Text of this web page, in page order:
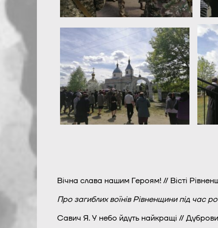
Вічна слава нашим Героям! // Вісті
Про загиблих воїнів Рівненщини під час
Савич Я. У небо йдуть найкращі //